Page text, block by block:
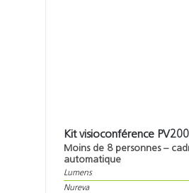
Kit visioconférence
Moins de 8 personnes –
automatique
Lumens
Nureva